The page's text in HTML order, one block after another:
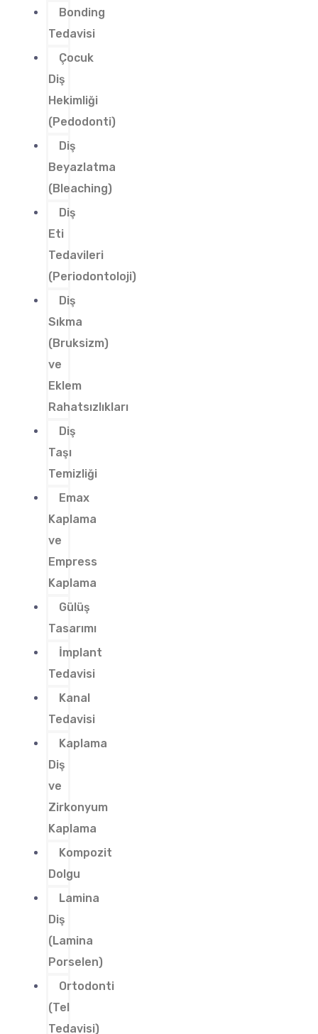
Bonding
Tedavisi
Çocuk
Diş
Hekimliği
(Pedodonti)
Diş
Beyazlatma
(Bleaching)
Diş
Eti
Tedavileri
(Periodontoloji)
Diş
Sıkma
(Bruksizm)
ve
Eklem
Rahatsızlıkları
Diş
Taşı
Temizliği
Emax
Kaplama
ve
Empress
Kaplama
Gülüş
Tasarımı
İmplant
Tedavisi
Kanal
Tedavisi
Kaplama
Diş
ve
Zirkonyum
Kaplama
Kompozit
Dolgu
Lamina
Diş
(Lamina
Porselen)
Ortodonti
(Tel
Tedavisi)